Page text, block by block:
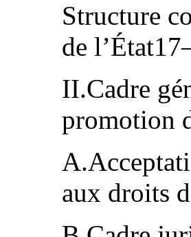
Structure
de
II.Cadre
promotion
aux droits